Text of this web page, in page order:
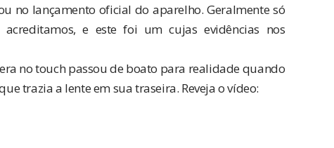
no lançamento oficial do aparelho. Geralmente só
e este foi um cujas evidências nos
no touch passou de boato para realidade quando
trazia a lente em sua traseira. Reveja o vídeo: